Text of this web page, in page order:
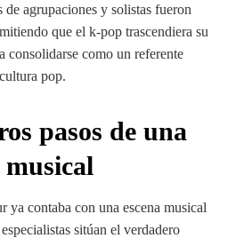
de agrupaciones y solistas fueron
que el k-pop trascendiera su
consolidarse como un referente
pop.
pasos de una
ya contaba con una escena musical
sitúan el verdadero